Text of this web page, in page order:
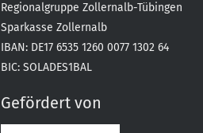
Regionalgruppe Zollernalb-Tübingen
Sparkasse Zollernalb
IBAN: DE17 6535 1260 0077 1302 64
BIC: SOLADES1BAL
Gefördert von